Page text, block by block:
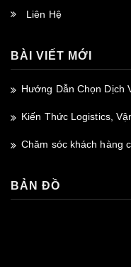
Liên Hệ
BÀI VIẾT MỚI
Hướng Dẫn Chọn Dịch
Kiến Thức Logistics,
Chăm sóc khách hàng
BẢN ĐỒ